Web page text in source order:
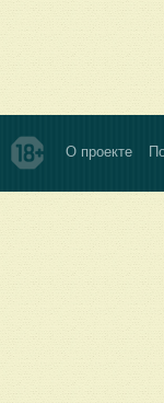
О проекте